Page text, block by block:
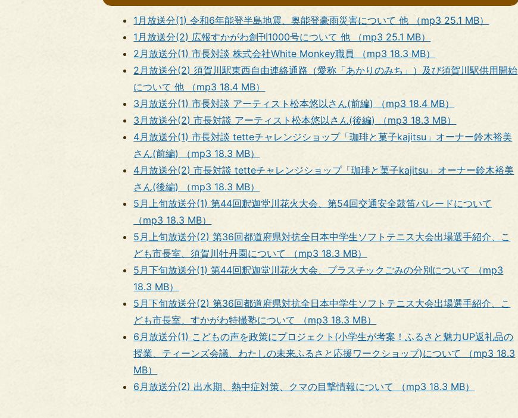
1月放送分(1) 令和6年能登半島地震、奥能登豪雨災害について 他 （mp3 25.1 MB）
1月放送分(2) 広報すかがわ創刊1000号について 他 （mp3 25.1 MB）
2月放送分(1) 市長対談 株式会社White Monkey職員 （mp3 18.3 MB）
2月放送分(2) 須賀川駅東西自由連絡通路（愛称「あかりのみち」）及び須賀川駅供用開始
について 他 （mp3 18.4 MB）
3月放送分(1) 市長対談 アーティスト松本悠以さん(前編) （mp3 18.4 MB）
3月放送分(2) 市長対談 アーティスト松本悠以さん(後編) （mp3 18.3 MB）
4月放送分(1) 市長対談 tetteチャレンジショップ「珈琲と菓子kajitsu」オーナー鈴木裕美
さん(前編) （mp3 18.3 MB）
4月放送分(2) 市長対談 tetteチャレンジショップ「珈琲と菓子kajitsu」オーナー鈴木裕美
さん(後編) （mp3 18.3 MB）
5月上旬放送分(1) 第44回釈迦堂川花火大会、第54回交通安全鼓笛パレードについて
（mp3 18.3 MB）
5月上旬放送分(2) 第36回都道府県対抗全日本中学生ソフトテニス大会出場選手紹介、こ
ども市長室、須賀川牡丹園について （mp3 18.3 MB）
5月下旬放送分(1) 第44回釈迦堂川花火大会、プラスチックごみの分別について （mp3
18.3 MB）
5月下旬放送分(2) 第36回都道府県対抗全日本中学生ソフトテニス大会出場選手紹介、こ
ども市長室、すかがわ特撮塾について （mp3 18.3 MB）
6月放送分(1) こどもの声を政策にプロジェクト(小学生が考案！ふるさと魅力UP返礼品の
授業、ティーンズ会議、わたしの未来ふるさと応援ワークショップ)について （mp3 18.3
MB）
6月放送分(2) 出水期、熱中症対策、クマの目撃情報について （mp3 18.3 MB）